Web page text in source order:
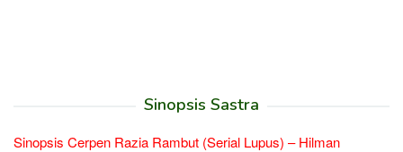
Sinopsis Sastra
Sinopsis Cerpen Razia Rambut (Serial Lupus) – Hilman